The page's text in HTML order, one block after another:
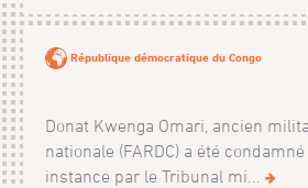
République démocratique du Congo
Donat Kwenga Omari, ancien
nationale (FARDC) a été
instance par le Tribunal mi...